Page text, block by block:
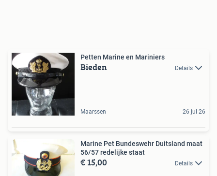
Petten Marine en Mariniers
Bieden Details
Maarssen 26 jul 26
Marine Pet Bundeswehr Duitsland maat
56/57 redelijke staat
€ 15,00 Details